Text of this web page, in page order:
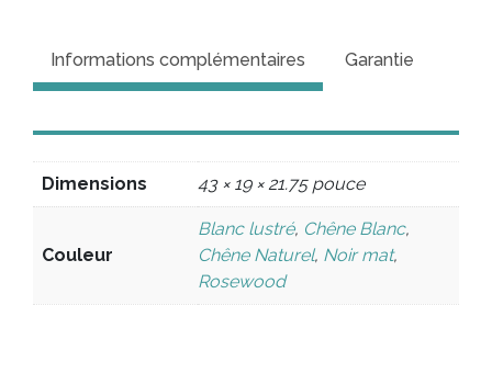
Informations complémentaires Garantie
Dimensions 43 × 19 × 21.75 pouce
Couleur
Blanc lustré, Chêne Blanc,
Chêne Naturel, Noir mat,
Rosewood